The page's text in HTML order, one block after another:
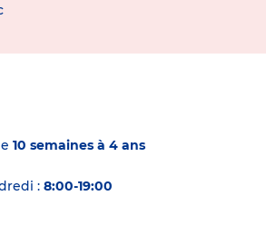
10 semaines à 4 ans
: 8:00-19:00